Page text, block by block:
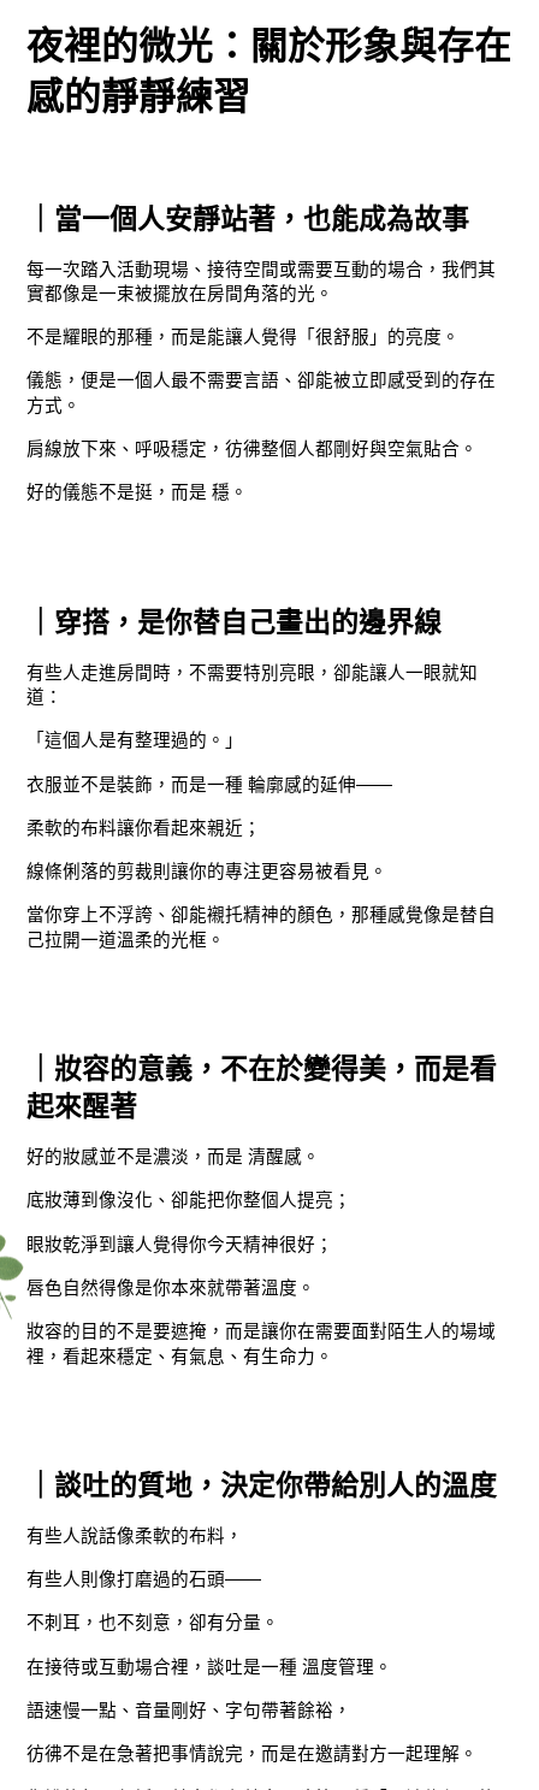
夜裡的微光：關於形象與存在
感的靜靜練習
｜當一個人安靜站著，也能成為故事
每一次踏入活動現場、接待空間或需要互動的場合，我們其
實都像是一束被擺放在房間角落的光。
不是耀眼的那種，而是能讓人覺得「很舒服」的亮度。
儀態，便是一個人最不需要言語、卻能被立即感受到的存在
方式。
肩線放下來、呼吸穩定，彷彿整個人都剛好與空氣貼合。
好的儀態不是挺，而是 穩。
｜穿搭，是你替自己畫出的邊界線
有些人走進房間時，不需要特別亮眼，卻能讓人一眼就知
道：
「這個人是有整理過的。」
衣服並不是裝飾，而是一種 輪廓感的延伸——
柔軟的布料讓你看起來親近；
線條俐落的剪裁則讓你的專注更容易被看見。
當你穿上不浮誇、卻能襯托精神的顏色，那種感覺像是替自
己拉開一道溫柔的光框。
｜妝容的意義，不在於變得美，而是看
起來醒著
好的妝感並不是濃淡，而是 清醒感。
底妝薄到像沒化、卻能把你整個人提亮；
眼妝乾淨到讓人覺得你今天精神很好；
唇色自然得像是你本來就帶著溫度。
妝容的目的不是要遮掩，而是讓你在需要面對陌生人的場域
裡，看起來穩定、有氣息、有生命力。
｜談吐的質地，決定你帶給別人的溫度
有些人說話像柔軟的布料，
有些人則像打磨過的石頭——
不刺耳，也不刻意，卻有分量。
在接待或互動場合裡，談吐是一種 溫度管理。
語速慢一點、音量剛好、字句帶著餘裕，
彷彿不是在急著把事情說完，而是在邀請對方一起理解。